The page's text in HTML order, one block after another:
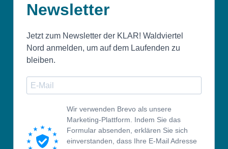
Newsletter
Jetzt zum Newsletter der KLAR! Waldviertel
Nord anmelden, um auf dem Laufenden zu
bleiben.
Wir verwenden Brevo als unsere
Marketing-Plattform. Indem Sie das
Formular absenden, erklären Sie sich
einverstanden, dass Ihre E-Mail Adresse